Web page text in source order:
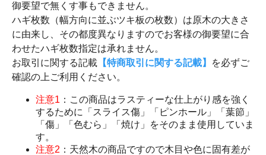
御要望で無くす事もできません。
ハギ枚数（幅方向に並ぶツキ板の枚数）は原木の大きさ
に由来し、その都度異なりますのでお客様の御要望に合
わせたハギ枚数指定は承れません。
お取引に関する記載 【特商取引に関する記載】
を必ずご
確認の上ご利用ください。
注意1 ：この商品はラスティーな仕上がり感を強く
するために「スライス傷」「ピンホール」「葉節」
「傷」「色むら」「焼け」をそのまま使用していま
す。
注意2 ：天然木の商品ですので木目や色に固有差が